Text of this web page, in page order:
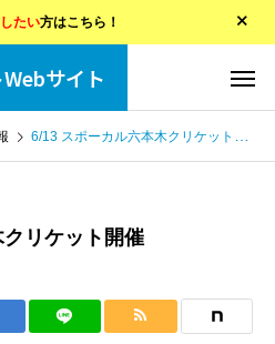
たい方はこちら！
サイト
6/13 スポーカル六本木クリケット開催
リケット開催